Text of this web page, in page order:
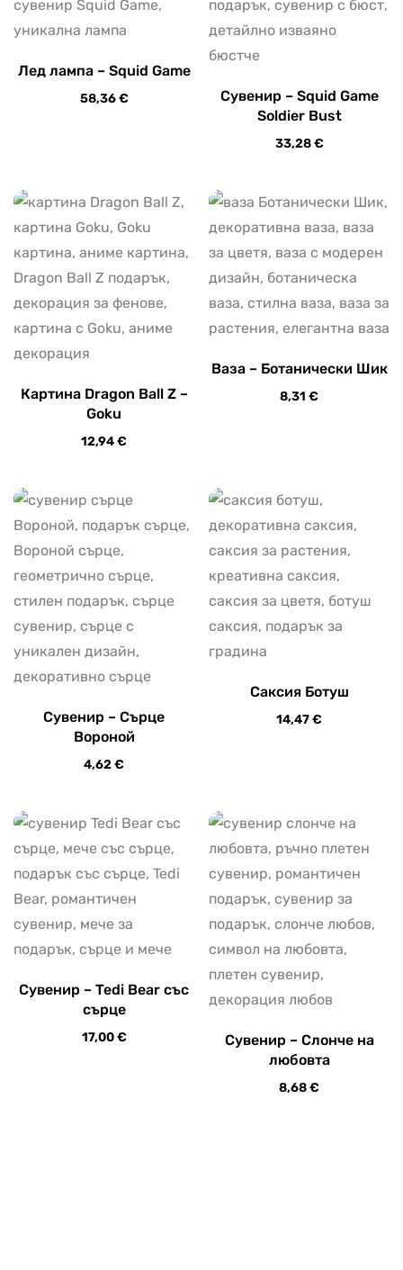
Лед лампа – Squid Game
58,36€
Сувенир – Squid Game
Soldier Bust
33,28€
Картина Dragon Ball Z –
Goku
12,94€
Ваза – Ботанически Шик
8,31 €
Сувенир – Сърце
Вороной
4,62€
Саксия Ботуш
14,47€
Сувенир – Tedi Bear със
сърце
17,00€
Сувенир – Слонче на
любовта
8,68€